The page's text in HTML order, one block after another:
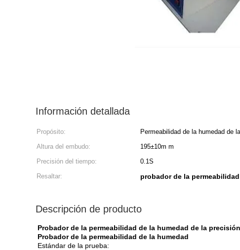
Información detallada
Propósito: Permeabilidad de la humedad de
Altura del embudo:
195±10m m
Precisión del tiempo:
0.1S
Resaltar:
probador de la
Descripción de producto
Probador de la permeabilidad de la humedad de la
Probador de la permeabilidad de la humedad
Estándar de la prueba: